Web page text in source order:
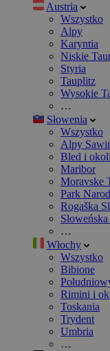
Austria
Wszystko
Alpy
Karyntia
Niskie
Styria
Tauplitz
Wysokie
…
Słowenia
Wszystko
Alpy
Bled i
Maribor
Moravske
Park
Rogaška
…
Włochy
Wszystko
Bibione
Rimini i
Toskania
Trydent
Umbria
…